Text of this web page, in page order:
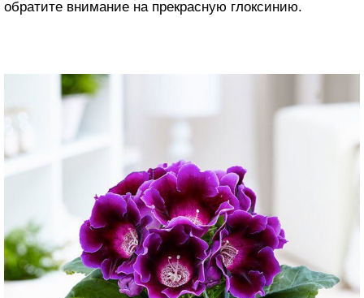
обратите внимание на прекрасную глоксинию.